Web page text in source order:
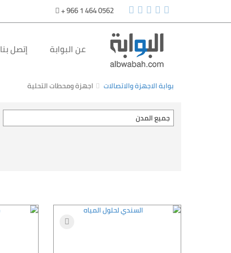
+ 966 1 464 0562
عن البوابة إتصل بنا
بوابة الاجهزة والاتصالات اجهزة ومحطات التحلية